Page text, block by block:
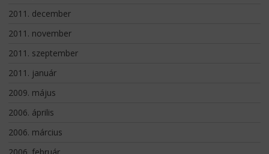
2011. december
2011. november
2011. szeptember
2011. január
2009. május
2006. április
2006. március